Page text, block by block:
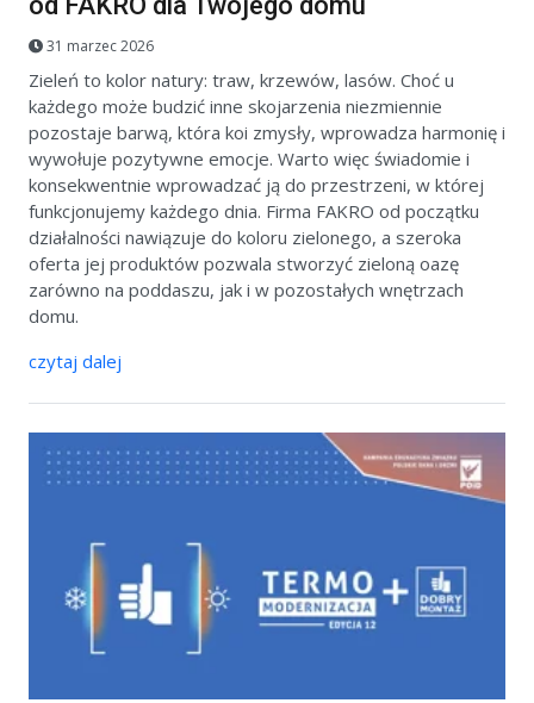
31 marzec 2026
Zieleń to kolor natury: traw, krzewów, lasów. Choć u
każdego może budzić inne skojarzenia niezmiennie
pozostaje barwą, która koi zmysły, wprowadza harmonię i
wywołuje pozytywne emocje. Warto więc świadomie i
konsekwentnie wprowadzać ją do przestrzeni, w której
funkcjonujemy każdego dnia. Firma FAKRO od początku
działalności nawiązuje do koloru zielonego, a szeroka
oferta jej produktów pozwala stworzyć zieloną oazę
zarówno na poddaszu, jak i w pozostałych wnętrzach
domu.
czytaj dalej